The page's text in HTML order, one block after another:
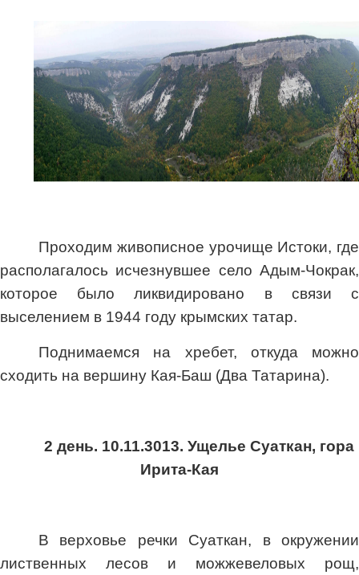
Проходим живописное урочище Истоки, где
располагалось исчезнувшее село Адым-Чокрак,
которое было ликвидировано в связи с
выселением в 1944 году крымских татар.
Поднимаемся на хребет, откуда можно
сходить на вершину Кая-Баш (Два Татарина).
2 день. 10.11.3013. Ущелье Суаткан, гора
Ирита-Кая
В верховье речки Суаткан, в окружении
лиственных лесов и можжевеловых рощ,